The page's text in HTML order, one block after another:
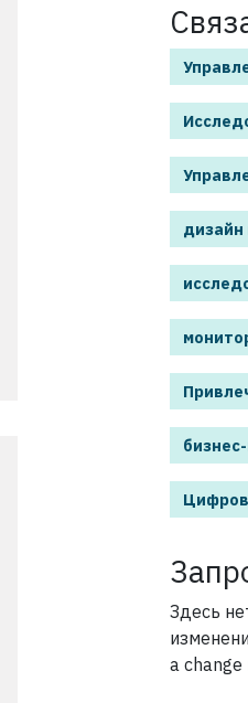
дизайн
Здесь
a change